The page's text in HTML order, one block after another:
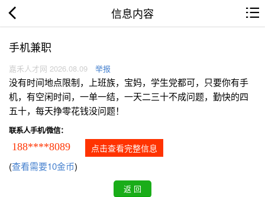
信息内容
手机兼职
嘉禾人才网 2026.08.09 举报
没有时间地点限制，上班族，宝妈，学生党都可，只要你有手
机，有空闲时间，一单一结，一天二三十不成问题，勤快的四
五十，每天挣零花钱没问题！
联系人手机/微信：
188****8089 点击查看完整信息
(查看需要10金币)